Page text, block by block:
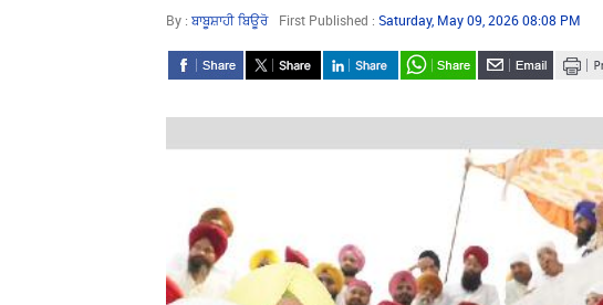
By : ਬਾਬੂਸ਼ਾਹੀ ਬਿਊਰੋ First Published : Saturday, May 09, 2026 08:08 PM